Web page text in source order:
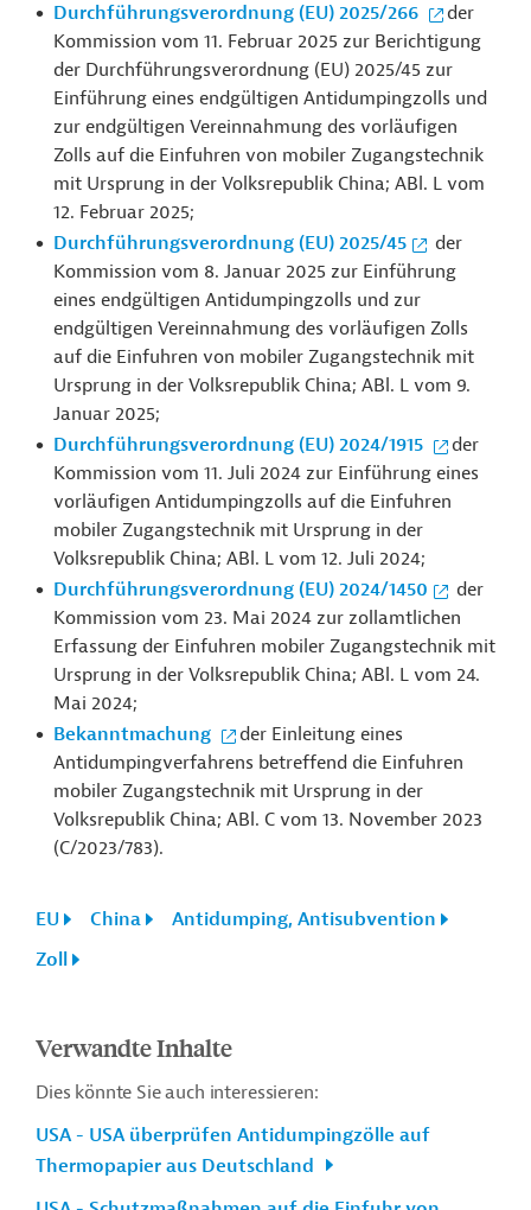
Durchführungsverordnung (EU) 2025/266
der
Kommission vom 11. Februar 2025 zur Berichtigung
der Durchführungsverordnung (EU) 2025/45 zur
Einführung eines endgültigen Antidumpingzolls und
zur endgültigen Vereinnahmung des vorläufigen
Zolls auf die Einfuhren von mobiler Zugangstechnik
mit Ursprung in der Volksrepublik China; ABl. L vom
12. Februar 2025;
Durchführungsverordnung (EU) 2025/45
der
Kommission vom 8. Januar 2025 zur Einführung
eines endgültigen Antidumpingzolls und zur
endgültigen Vereinnahmung des vorläufigen Zolls
auf die Einfuhren von mobiler Zugangstechnik mit
Ursprung in der Volksrepublik China; ABl. L vom 9.
Januar 2025;
Durchführungsverordnung (EU) 2024/1915
der
Kommission vom 11. Juli 2024 zur Einführung eines
vorläufigen Antidumpingzolls auf die Einfuhren
mobiler Zugangstechnik mit Ursprung in der
Volksrepublik China; ABl. L vom 12. Juli 2024;
Durchführungsverordnung (EU) 2024/1450
der
Kommission vom 23. Mai 2024 zur zollamtlichen
Erfassung der Einfuhren mobiler Zugangstechnik mit
Ursprung in der Volksrepublik China; ABl. L vom 24.
Mai 2024;
Bekanntmachung
der Einleitung eines
Antidumpingverfahrens betreffend die Einfuhren
mobiler Zugangstechnik mit Ursprung in der
Volksrepublik China; ABl. C vom 13. November 2023
(C/2023/783).
EU China
Antidumping, Antisubvention
Zoll
Verwandte Inhalte
Dies könnte Sie auch interessieren:
USA - USA überprüfen Antidumpingzölle auf
Thermopapier aus Deutschland